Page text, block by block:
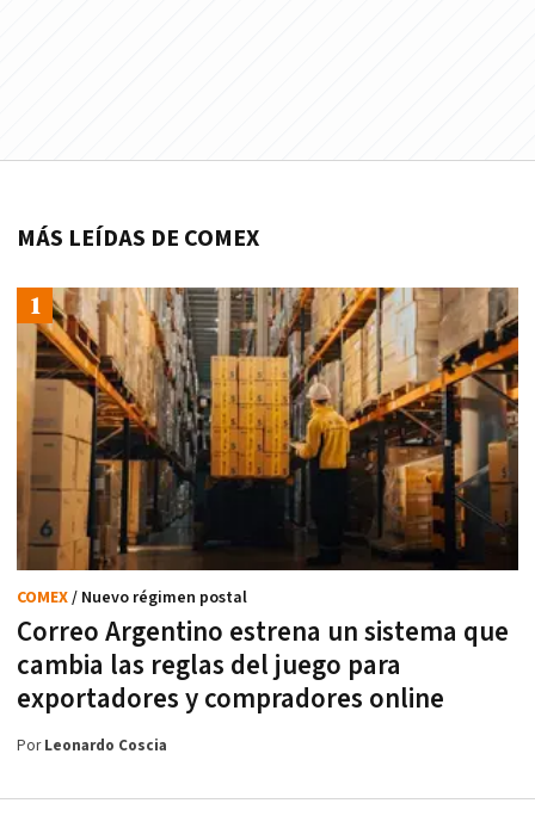
MÁS LEÍDAS DE COMEX
Correo Argentino estrena un sistema que
cambia las reglas del juego para
exportadores y compradores online
COMEX/ Nuevo régimen postal
PorLeonardo Coscia